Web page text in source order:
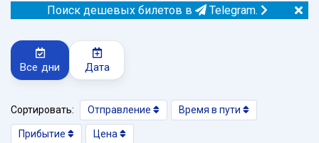
Поиск дешевых билетов в Telegram.
Все дни Дата
Сортировать: Отправление Время в пути
Прибытие Цена